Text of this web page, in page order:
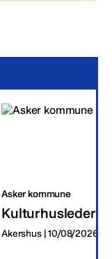
Asker kommune
Kulturhusleder
Akershus | 10/08/2026